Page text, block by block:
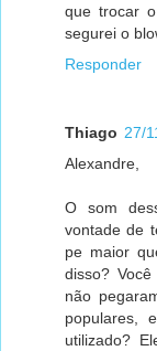
que trocar
segurei o
Responder
Thiago 27/
Alexandre,
O som
vontade de
pe maior
disso?
não
populares,
utilizado?